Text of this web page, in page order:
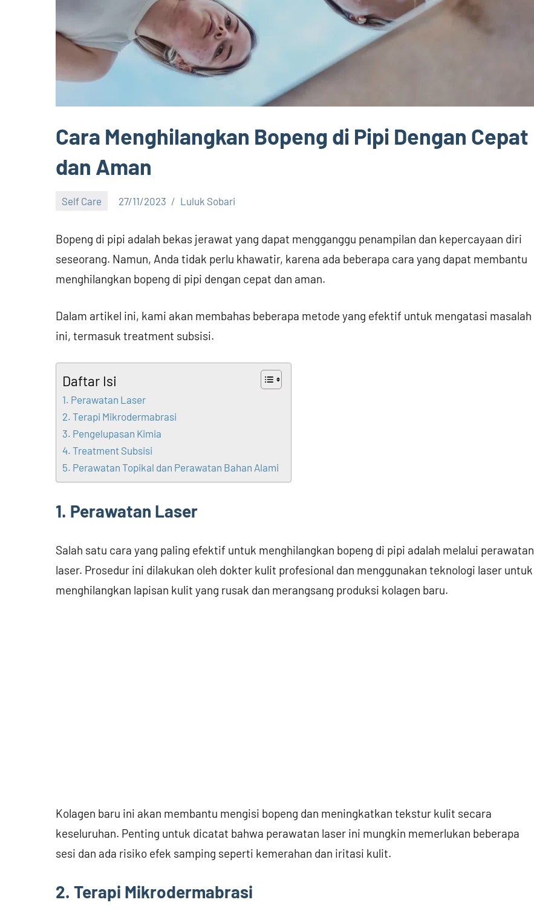
Cara Menghilangkan Bopeng di Pipi Dengan Cepat
dan Aman
Self Care 27/11/2023 Luluk Sobari
Bopeng di pipi adalah bekas jerawat yang dapat mengganggu penampilan dan kepercayaan diri
seseorang. Namun, Anda tidak perlu khawatir, karena ada beberapa cara yang dapat membantu
menghilangkan bopeng di pipi dengan cepat dan aman.
Dalam artikel ini, kami akan membahas beberapa metode yang efektif untuk mengatasi masalah
ini, termasuk treatment subsisi.
Daftar Isi
1. Perawatan Laser
2. Terapi Mikrodermabrasi
3. Pengelupasan Kimia
4. Treatment Subsisi
5. Perawatan Topikal dan Perawatan Bahan Alami
1. Perawatan Laser
Salah satu cara yang paling efektif untuk menghilangkan bopeng di pipi adalah melalui perawatan
laser. Prosedur ini dilakukan oleh dokter kulit profesional dan menggunakan teknologi laser untuk
menghilangkan lapisan kulit yang rusak dan merangsang produksi kolagen baru.
Kolagen baru ini akan membantu mengisi bopeng dan meningkatkan tekstur kulit secara
keseluruhan. Penting untuk dicatat bahwa perawatan laser ini mungkin memerlukan beberapa
sesi dan ada risiko efek samping seperti kemerahan dan iritasi kulit.
2. Terapi Mikrodermabrasi